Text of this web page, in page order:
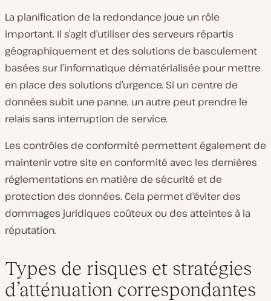
La planification de la redondance joue un rôle
important. Il s’agit d’utiliser des serveurs répartis
géographiquement et des solutions de basculement
basées sur l’informatique dématérialisée pour mettre
en place des solutions d’urgence. Si un centre de
données subit une panne, un autre peut prendre le
relais sans interruption de service.
Les contrôles de conformité permettent également de
maintenir votre site en conformité avec les dernières
réglementations en matière de sécurité et de
protection des données. Cela permet d’éviter des
dommages juridiques coûteux ou des atteintes à la
réputation.
Types de risques et stratégies
d’atténuation correspondantes